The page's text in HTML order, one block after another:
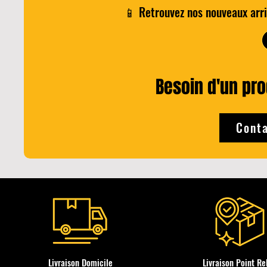
Add to Cart
📱 Retrouvez nos nouveaux
Besoin d'un
Livraison Domicile
Livraison Point